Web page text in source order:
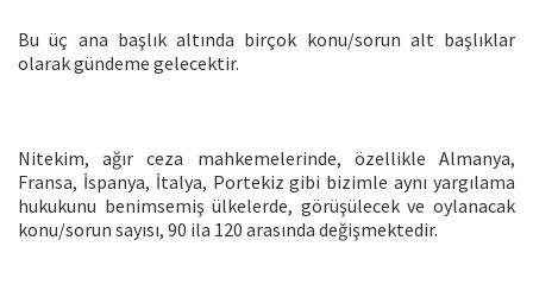
Bu üç ana başlık altında birçok konu/sorun alt başlıklar
olarak gündeme gelecektir.
Nitekim, ağır ceza mahkemelerinde, özellikle Almanya,
Fransa, İspanya, İtalya, Portekiz gibi bizimle aynı yargılama
hukukunu benimsemiş ülkelerde, görüşülecek ve oylanacak
konu/sorun sayısı, 90 ila 120 arasında değişmektedir.